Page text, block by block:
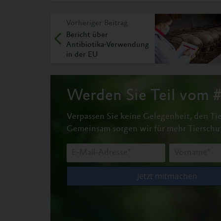
Vorheriger Beitrag
Bericht über
Antibiotika-Verwendung
in der EU
Werden Sie Teil vom
Verpassen Sie keine Gelegenheit, den
Gemeinsam sorgen wir für mehr